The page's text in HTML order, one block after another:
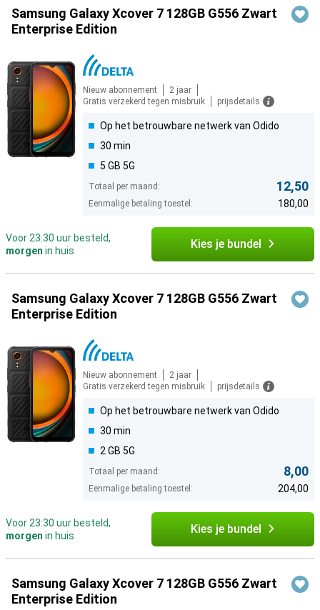
Producten
Samsung Galaxy Xcover 7 128GB G556 Zwart
Enterprise Edition
Nieuw abonnement
2 jaar
Gratis verzekerd tegen misbruik
prijsdetails
Op het betrouwbare netwerk van Odido
30 min
5 GB 5G
Totaal per maand: 12,50
Eenmalige betaling toestel: 180,00
Voor 23:30 uur besteld,
morgen in huis Kies je bundel
Samsung Galaxy Xcover 7 128GB G556 Zwart
Enterprise Edition
Nieuw abonnement
2 jaar
Gratis verzekerd tegen misbruik
prijsdetails
Op het betrouwbare netwerk van Odido
30 min
2 GB 5G
Totaal per maand: 8,00
Eenmalige betaling toestel: 204,00
Voor 23:30 uur besteld,
morgen in huis Kies je bundel
Samsung Galaxy Xcover 7 128GB G556 Zwart
Enterprise Edition